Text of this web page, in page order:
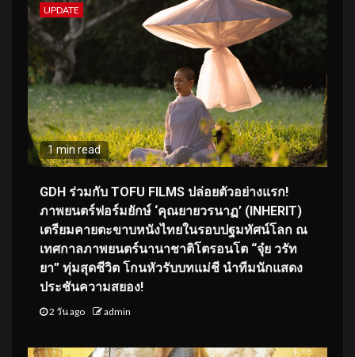
UPDATE
1 min read
GDH ร่วมกับ TOFU FILMS ปล่อยตัวอย่างแรก!
ภาพยนตร์ฟอร์มยักษ์ ‘คุณยายวรนาฏ’ (INHERIT)
เตรียมคายตะขาบหนังไทยในรอบปฐมทัศน์โลก ณ
เทศกาลภาพยนตร์นานาชาติโตรอนโต “จุ๋ย วรัท
ยา” ทุ่มสุดชีวิต โกนหัวรับบทแม่ชี นำทีมนักแสดง
ประชันความสยอง!
2 วัน ago admin